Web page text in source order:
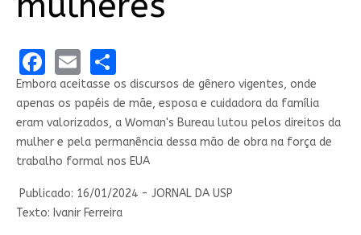
Facebook
EmailShare
Embora aceitasse os discursos de gênero vigentes, onde
apenas os papéis de mãe, esposa e cuidadora da família
eram valorizados, a Woman's Bureau lutou pelos direitos da
mulher e pela permanência dessa mão de obra na força de
trabalho formal nos EUA
Publicado: 16/01/2024 - JORNAL DA USP
Texto: Ivanir Ferreira